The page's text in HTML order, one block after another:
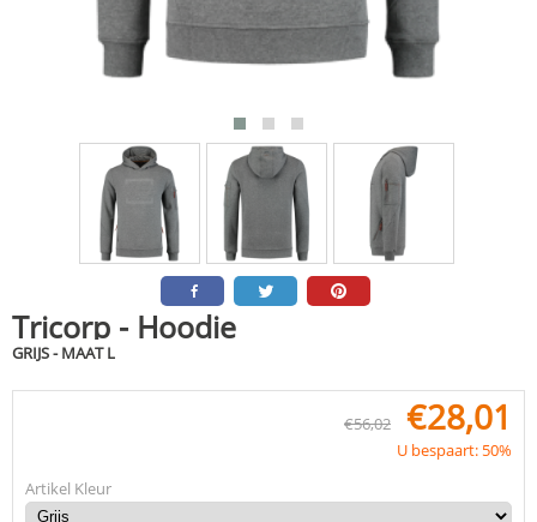
Tricorp - Hoodie
GRIJS - MAAT L
€56,02 €28,01
U bespaart: 50%
Artikel Kleur